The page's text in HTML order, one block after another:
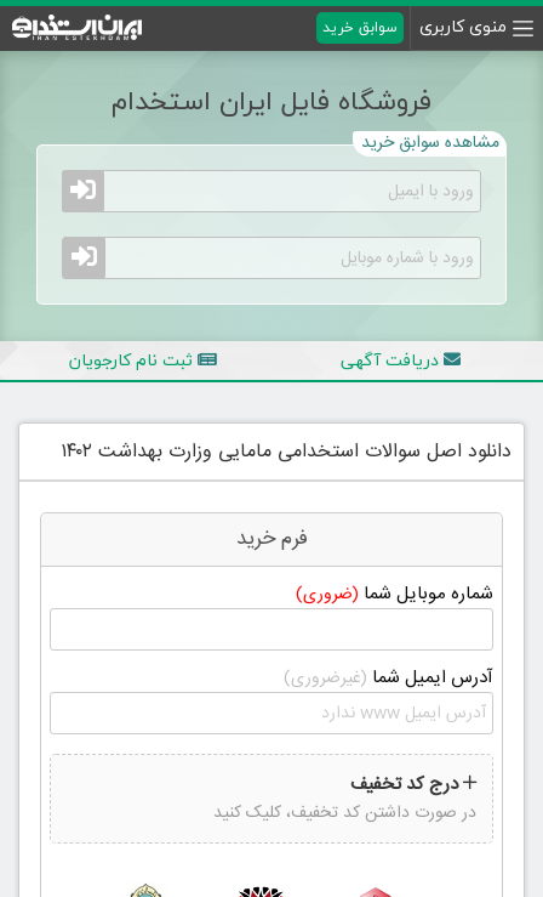
منوی کاربری سوابق خرید
فروشگاه فایل ایران استخدام
مشاهده سوابق خرید
دریافت آگهی ثبت نام کارجویان
دانلود اصل سوالات استخدامی مامایی وزارت بهداشت ۱۴۰۲
فرم خرید
شماره موبایل شما (ضروری)
آدرس ایمیل شما (غیرضروری)
درج کد تخفیف
در صورت داشتن کد تخفیف، کلیک کنید